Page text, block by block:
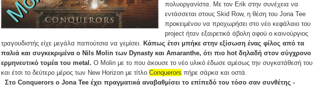
πολυοργανίστα. Με τον Erik στην συνέχεια να
εντάσσεται στους Skid Row, η θέση του Jona Tee
προκειμένου να προχωρήσει στο νέο κεφάλαιο του
project ήταν εξαιρετικά άβολη αφού ο καινούργιος
τραγουδιστής είχε μεγάλα παπούτσια να γεμίσει. Κάπως έτσι μπήκε στην εξίσωση ένας φίλος από τα
παλιά και συγκεκριμένα ο Nils Molin των Dynasty και Amaranthe, ότι πιο hot δηλαδή στον σύγχρονο
ερμηνευτικό τομέα του metal. Ο Molin με το που άκουσε το νέο υλικό έδωσε αμέσως την συγκατάθεσή του
και έτσι το δεύτερο μέρος των New Horizon με τίτλο Conquerors πήρε σάρκα και οστά.
Στο Conquerors ο Jona Tee έχει πραγματικά αναβαθμίσει το επίπεδό του τόσο σαν συνθέτης -